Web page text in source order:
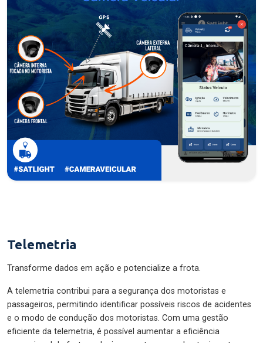
Telemetria
Transforme dados em ação e potencialize a frota.
A telemetria contribui para a segurança dos motoristas e
passageiros, permitindo identificar possíveis riscos de acidentes
e o modo de condução dos motoristas. Com uma gestão
eficiente da telemetria, é possível aumentar a eficiência